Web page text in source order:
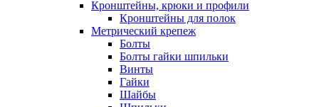
Кронштейны, крюки и профили
Кронштейны для полок
Метрический крепеж
Болты
Болты гайки шпильки
Винты
Гайки
Шайбы